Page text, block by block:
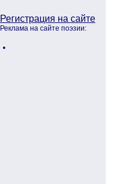
Регистрация на сайте
Реклама на сайте поэзии: